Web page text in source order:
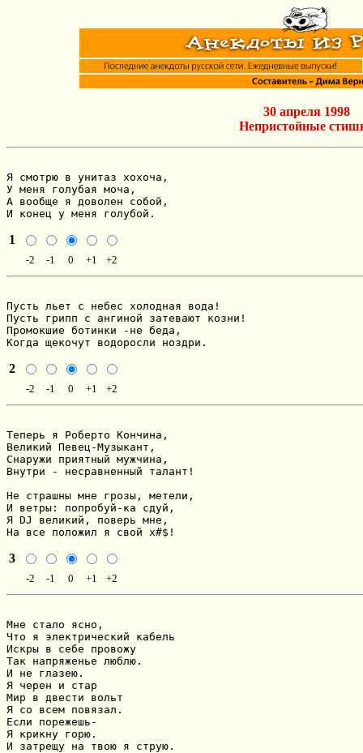
30 апреля 1998
Непристойные
Я смотрю в унитаз хохоча,
У меня голубая моча,
А вообще я доволен собой,
И конец у меня голубой.
1
-2 -1 0 +1 +2
Пусть льет с небес холодная вода!
Пусть грипп с ангиной затевают козни!
Промокшие ботинки -не беда,
Когда щекочут водоросли ноздри.
2
-2 -1 0 +1 +2
Теперь я Роберто Кончина,
Великий Певец-Музыкант,
Снаружи приятный мужчина,
Внутри - несравненный талант!
Не страшны мне грозы, метели,
И ветры: попробуй-ка сдуй,
Я DJ великий, поверь мне,
На все положил я свой х#$!
3
-2 -1 0 +1 +2
Мне стало ясно,
Что я электрический кабель
Искры в себе провожу
Так напряженье люблю.
И не глазею.
Я черен и стар
Мир в двести вольт
Я со всем повязал.
Если порежешь-
Я крикну горю.
И затрещу на твою я струю.